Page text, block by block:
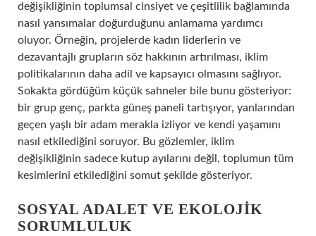
değişikliğinin toplumsal cinsiyet ve çeşitlilik bağlamında
nasıl yansımalar doğurduğunu anlamama yardımcı
oluyor. Örneğin, projelerde kadın liderlerin ve
dezavantajlı grupların söz hakkının artırılması, iklim
politikalarının daha adil ve kapsayıcı olmasını sağlıyor.
Sokakta gördüğüm küçük sahneler bile bunu gösteriyor:
bir grup genç, parkta güneş paneli tartışıyor, yanlarından
geçen yaşlı bir adam merakla izliyor ve kendi yaşamını
nasıl etkilediğini soruyor. Bu gözlemler, iklim
değişikliğinin sadece kutup ayılarını değil, toplumun tüm
kesimlerini etkilediğini somut şekilde gösteriyor.
SOSYAL ADALET VE EKOLOJIK
SORUMLULUK